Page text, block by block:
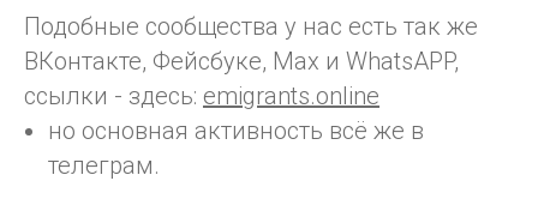
Подобные сообщества у нас есть так же
ВКонтакте, Фейсбуке, Max и WhatsAPP,
ссылки - здесь: emigrants.online
но основная активность всё же в
телеграм.